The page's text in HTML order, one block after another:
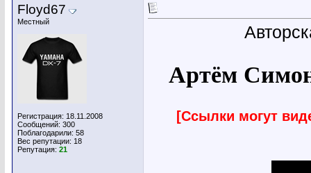
Floyd67
Местный
Регистрация: 18.11.2008
Сообщений: 300
Поблагодарили: 58
Вес репутации: 18
Репутация: 21
Артём
[Ссылки могут